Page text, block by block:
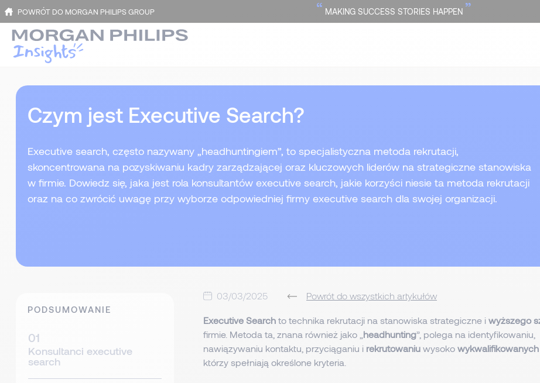
POWRÓT DO MORGAN PHILIPS GROUP “ MAKING SUCCESS STORIES HAPPEN ”
Czym jest Executive Search?
Executive search, często nazywany „headhuntingiem”, to specjalistyczna metoda rekrutacji,
skoncentrowana na pozyskiwaniu kadry zarządzającej oraz kluczowych liderów na strategiczne stanowiska
w firmie. Dowiedz się, jaka jest rola konsultantów executive search, jakie korzyści niesie ta metoda rekrutacji
oraz na co zwrócić uwagę przy wyborze odpowiedniej firmy executive search dla swojej organizacji.
03/03/2025 Powrót do wszystkich artykułów
Executive Search to technika rekrutacji na stanowiska strategiczne i wyższego
firmie. Metoda ta, znana również jako „ headhunting”, polega na identyfikowaniu,
nawiązywaniu kontaktu, przyciąganiu i rekrutowaniu wysoko
którzy spełniają określone kryteria.
PODSUMOWANIE
Konsultanci executive
search